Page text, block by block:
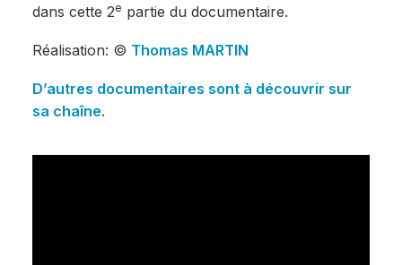
dans cette 2e partie du documentaire.
Réalisation: © Thomas MARTIN
D’autres documentaires sont à découvrir sur
sa chaîne.